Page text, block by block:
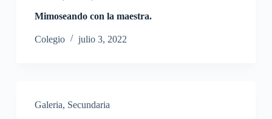
Mimoseando con la maestra.
Colegio julio 3, 2022
Galeria, Secundaria